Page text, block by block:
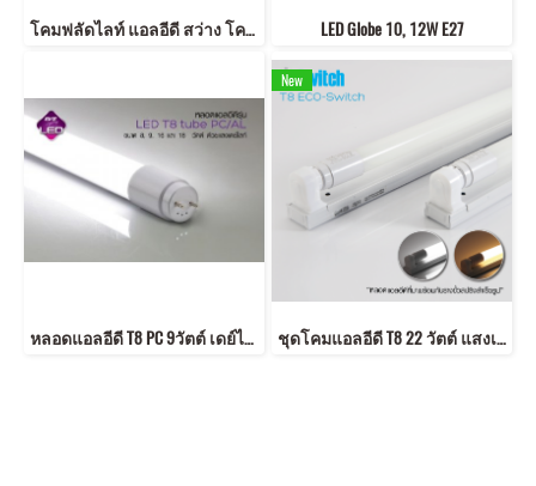
โคมฟลัดไลท์ แอลอีดี สว่าง โคมไฟสนาม โคมไฟส่องสว่าง โคมประหยัดไฟ โคมใช้ภายนอก LED Flood DOB Slick Daylight 10-200W LED Globe 10, 12W E27
หลอดแอลอีดี T8 PC 9วัตต์ เดย์ไลท์ ขั้ว G13 อายุงาน 50,000 ชั่วโมง แสงขาว Daylight รับประกัน 3 ปี
New
ชุดโคมแอลอีดี T8 22 วัตต์ แสงเหลือง หลอดยาว หลอดประหยัดไฟ ทดแทนหลอดนีออน LED Set T8 ECO-Switch 22w Warmwhite